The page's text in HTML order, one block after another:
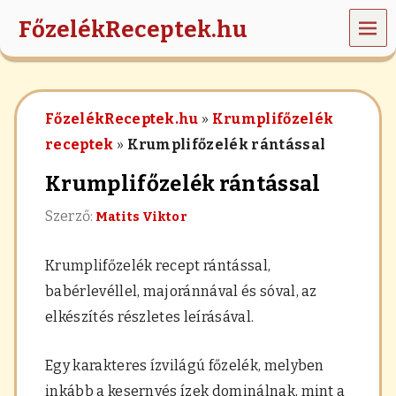
FőzelékReceptek.hu
l
MEN
Ü
FőzelékReceptek.hu » Krumplifőzelék
receptek » Krumplifőzelék rántással
Krumplifőzelék rántással
Szerző: Matits Viktor
Krumplifőzelék recept rántással,
babérlevéllel, majoránnával és sóval, az
elkészítés részletes leírásával.
Egy karakteres ízvilágú főzelék, melyben
inkább a kesernyés ízek dominálnak, mint a